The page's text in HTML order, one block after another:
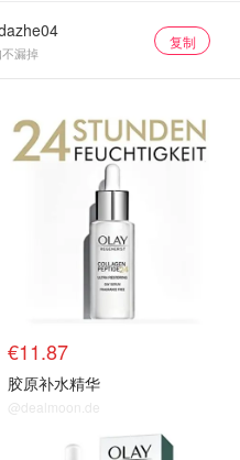
漏掉
复制
€11.87
胶原补水精华
@dealmoon.de